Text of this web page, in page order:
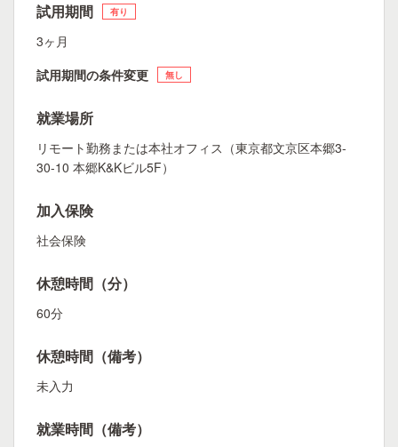
試用期間 有り
3ヶ月
試用期間の条件変更
無し
就業場所
リモート勤務または本社オフィス（東京都文京区本郷3-
30-10 本郷K&Kビル5F）
加入保険
社会保険
休憩時間（分）
60分
休憩時間（備考）
未入力
就業時間（備考）